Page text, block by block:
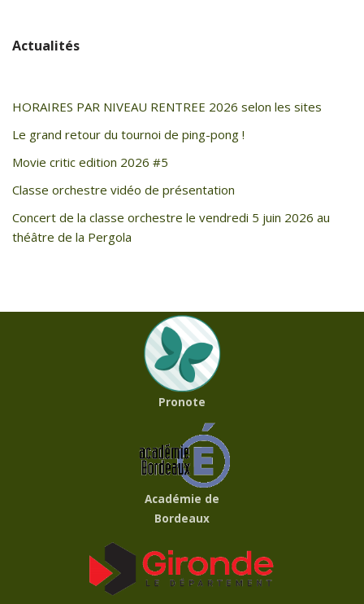
Actualités
HORAIRES PAR NIVEAU RENTREE 2026 selon les sites
Le grand retour du tournoi de ping-pong !
Movie critic edition 2026 #5
Classe orchestre vidéo de présentation
Concert de la classe orchestre le vendredi 5 juin 2026 au
théâtre de la Pergola
Pronote
Académie de
Bordeaux